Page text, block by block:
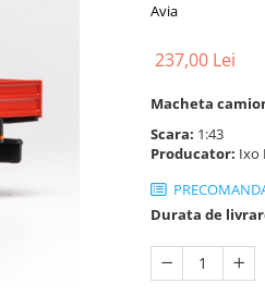
Avia
237,00 Lei
Macheta
Scara: 1:43
Producator: Ixo
Durata de